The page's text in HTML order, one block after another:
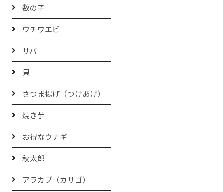
数の子
ウチワエビ
サバ
貝
さつま揚げ（つけあげ）
焼き芋
お得なウナギ
秋太郎
アラカブ（カサゴ）